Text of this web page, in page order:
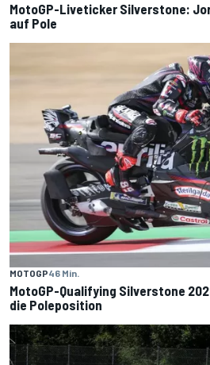
MotoGP-Liveticker Silverstone:
auf Pole
MOTOGP46 Min.
MotoGP-Qualifying Silverstone
die Poleposition